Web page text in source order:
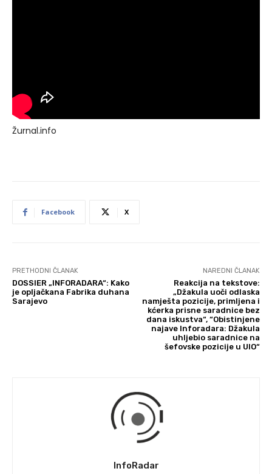
Žurnal.info
Facebook X
PRETHODNI ČLANAK
DOSSIER „INFORADARA“: Kako
je opljačkana Fabrika duhana
Sarajevo
NAREDNI ČLANAK
Reakcija na tekstove:
„Džakula uoči odlaska
namješta pozicije, primljena i
kćerka prisne saradnice bez
dana iskustva“, “Obistinjene
najave Inforadara: Džakula
uhljebio saradnice na
šefovske pozicije u UIO“
InfoRadar